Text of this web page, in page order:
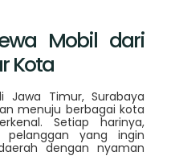
Mobil dari
Kota
Jawa Timur, Surabaya
menuju berbagai kota
Setiap harinya,
yang ingin
dengan nyaman